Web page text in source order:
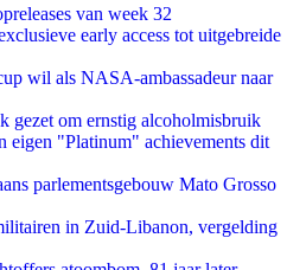
van week 32
early access tot uitgebreide
wil als NASA-ambassadeur naar
gezet om ernstig alcoholmisbruik
"Platinum" achievements dit
parlementsgebouw Mato Grosso
in Zuid-Libanon, vergelding